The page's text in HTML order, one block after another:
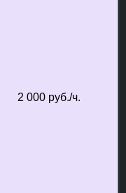
2 000 руб./ч.